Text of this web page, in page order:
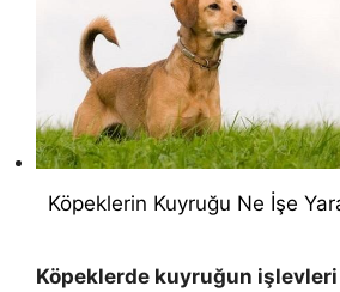
Köpeklerin Kuyruğu Ne İşe
Köpeklerde kuyruğun işlevleri